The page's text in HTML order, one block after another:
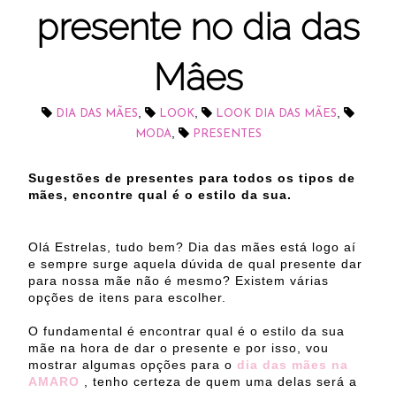
presente no dia das
Mâes
DIA DAS MÃES, LOOK, LOOK DIA DAS MÃES,
MODA, PRESENTES
Sugestões de presentes para todos os tipos de
mães, encontre qual é o estilo da sua.
Olá Estrelas, tudo bem? Dia das mães está logo aí
e sempre surge aquela dúvida de qual presente dar
para nossa mãe não é mesmo? Existem várias
opções de itens para escolher.
O fundamental é encontrar qual é o estilo da sua
mãe na hora de dar o presente e por isso, vou
mostrar algumas opções para o dia das mães na
AMARO , tenho certeza de quem uma delas será a